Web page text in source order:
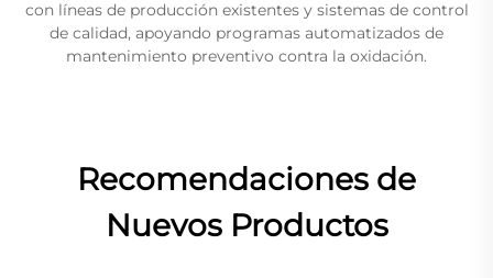
con líneas de producción existentes y sistemas de control
de calidad, apoyando programas automatizados de
mantenimiento preventivo contra la oxidación.
Recomendaciones de
Nuevos Productos